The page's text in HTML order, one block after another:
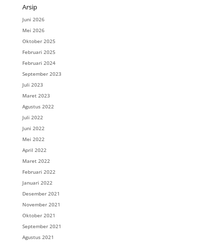
Arsip
Juni 2026
Mei 2026
Oktober 2025
Februari 2025
Februari 2024
September 2023
Juli 2023
Maret 2023
Agustus 2022
Juli 2022
Juni 2022
Mei 2022
April 2022
Maret 2022
Februari 2022
Januari 2022
Desember 2021
November 2021
Oktober 2021
September 2021
Agustus 2021